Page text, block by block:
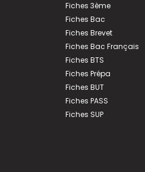
Fiches 3ème
Fiches Bac
Fiches Brevet
Fiches Bac Français
Fiches BTS
Fiches Prépa
Fiches BUT
Fiches PASS
Fiches SUP